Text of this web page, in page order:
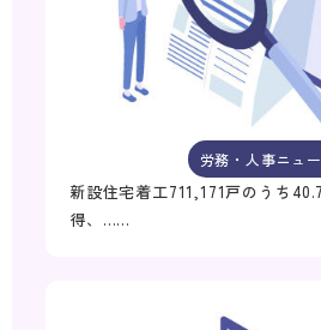
労務・人事ニュ
新設住宅着工711,171戸のうち
得、……